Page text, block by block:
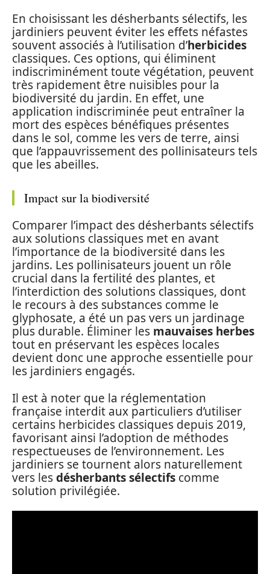
En choisissant les désherbants sélectifs, les
jardiniers peuvent éviter les effets néfastes
souvent associés à l’utilisation d’herbicides
classiques. Ces options, qui éliminent
indiscriminément toute végétation, peuvent
très rapidement être nuisibles pour la
biodiversité du jardin. En effet, une
application indiscriminée peut entraîner la
mort des espèces bénéfiques présentes
dans le sol, comme les vers de terre, ainsi
que l’appauvrissement des pollinisateurs tels
que les abeilles.
Impact sur la biodiversité
Comparer l’impact des désherbants sélectifs
aux solutions classiques met en avant
l’importance de la biodiversité dans les
jardins. Les pollinisateurs jouent un rôle
crucial dans la fertilité des plantes, et
l’interdiction des solutions classiques, dont
le recours à des substances comme le
glyphosate, a été un pas vers un jardinage
plus durable. Éliminer les mauvaises herbes
tout en préservant les espèces locales
devient donc une approche essentielle pour
les jardiniers engagés.
Il est à noter que la réglementation
française interdit aux particuliers d’utiliser
certains herbicides classiques depuis 2019,
favorisant ainsi l’adoption de méthodes
respectueuses de l’environnement. Les
jardiniers se tournent alors naturellement
vers lesdésherbants sélectifs comme
solution privilégiée.